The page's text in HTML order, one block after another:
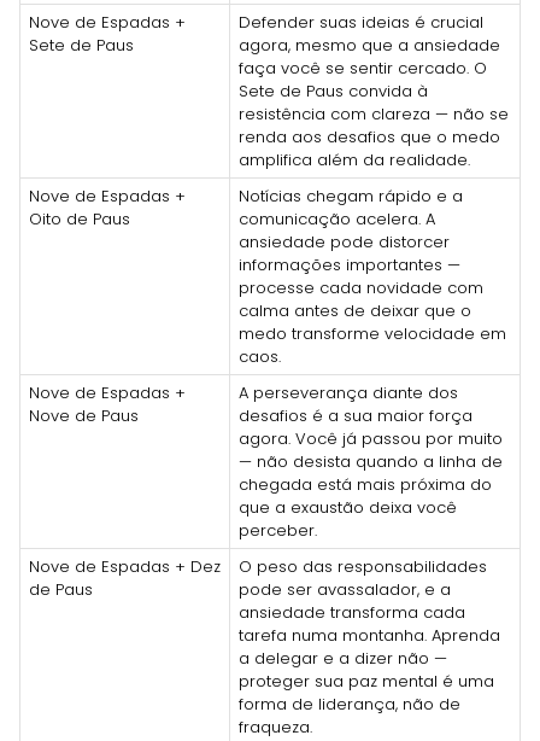
Nove de Espadas +
Sete de Paus
Defender suas ideias é crucial
agora, mesmo que a ansiedade
faça você se sentir cercado. O
Sete de Paus convida à
resistência com clareza — não se
renda aos desafios que o medo
amplifica além da realidade.
Nove de Espadas +
Oito de Paus
Notícias chegam rápido e a
comunicação acelera. A
ansiedade pode distorcer
informações importantes —
processe cada novidade com
calma antes de deixar que o
medo transforme velocidade em
caos.
Nove de Espadas +
Nove de Paus
A perseverança diante dos
desafios é a sua maior força
agora. Você já passou por muito
— não desista quando a linha de
chegada está mais próxima do
que a exaustão deixa você
perceber.
Nove de Espadas + Dez
de Paus
O peso das responsabilidades
pode ser avassalador, e a
ansiedade transforma cada
tarefa numa montanha. Aprenda
a delegar e a dizer não —
proteger sua paz mental é uma
forma de liderança, não de
fraqueza.